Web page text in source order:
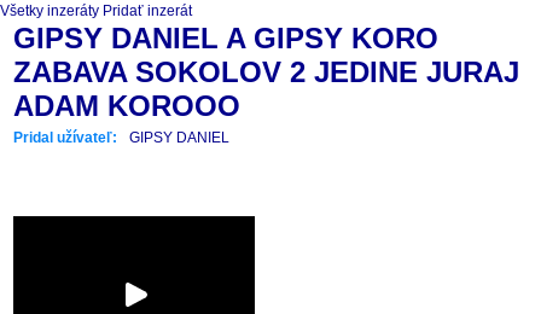
Všetky inzeráty Pridať inzerát
GIPSY DANIEL A GIPSY KORO
ZABAVA SOKOLOV 2 JEDINE JURAJ
ADAM KOROOO
Pridal užívateľ: GIPSY DANIEL